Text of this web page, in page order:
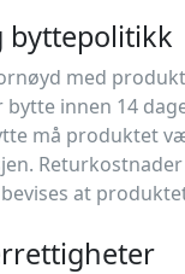
byttepolitikk
med
innen 14
må produktet
at